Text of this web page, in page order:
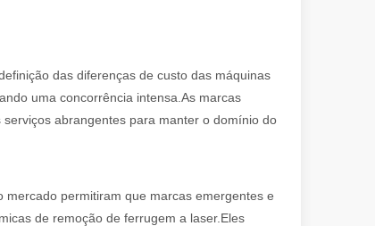
e de alta potência para cortar material em formatos
das diferenças de custo das máquinas
uma concorrência intensa.As marcas
abrangentes para manter o domínio do
permitiram que marcas emergentes e
de remoção de ferrugem a laser.Eles